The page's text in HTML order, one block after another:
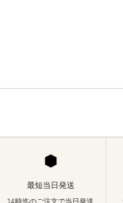
最短当日発送